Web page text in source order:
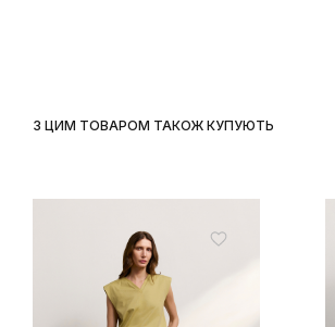
З ЦИМ ТОВАРОМ ТАКОЖ КУПУЮТЬ